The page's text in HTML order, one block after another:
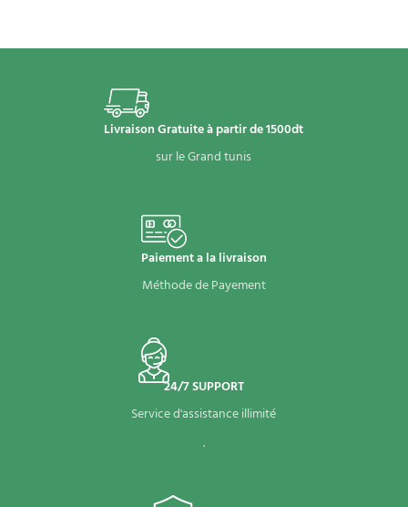
Livraison Gratuite à partir de 1500dt
sur le Grand tunis
Paiement a la livraison
Méthode de Payement
24/7 SUPPORT
Service d'assistance illimité
.